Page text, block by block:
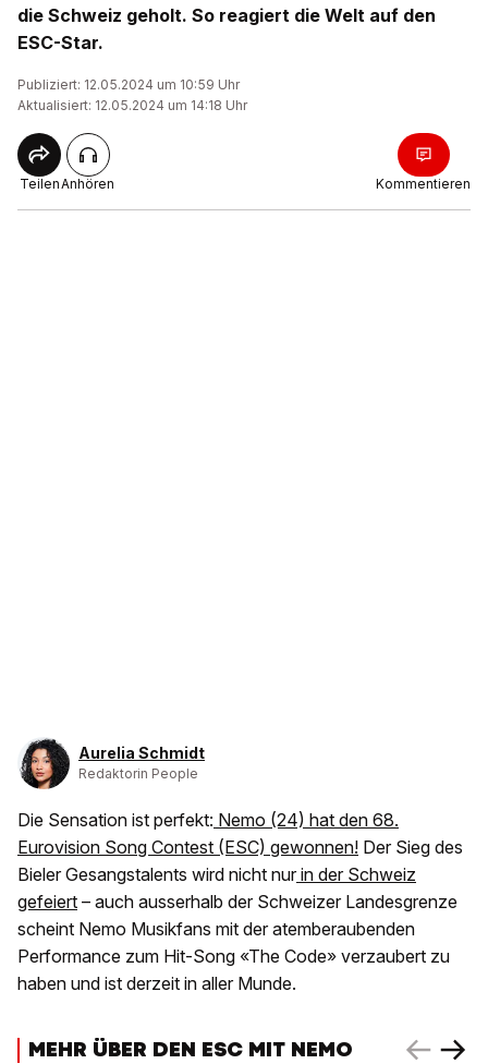
die Schweiz geholt. So reagiert die Welt auf den
ESC-Star.
Publiziert: 12.05.2024 um 10:59 Uhr
Aktualisiert: 12.05.2024 um 14:18 Uhr
TeilenAnhören Kommentieren
Aurelia Schmidt
Redaktorin People
Die Sensation ist perfekt: Nemo (24) hat den 68.
Eurovision Song Contest (ESC) gewonnen! Der Sieg des
Bieler Gesangstalents wird nicht nur in der Schweiz
gefeiert – auch ausserhalb der Schweizer Landesgrenze
scheint Nemo Musikfans mit der atemberaubenden
Performance zum Hit-Song «The Code» verzaubert zu
haben und ist derzeit in aller Munde.
MEHR ÜBER DEN ESC MIT NEMO